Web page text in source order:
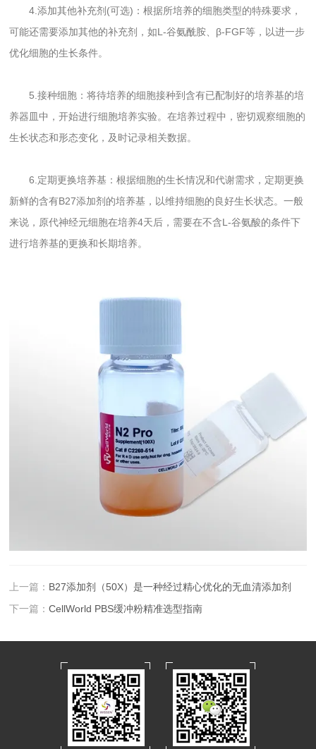
4.添加其他补充剂(可选)：根据所培养的细胞类型的特殊要求，
可能还需要添加其他的补充剂，如L-谷氨酰胺、β-FGF等，以进一步
优化细胞的生长条件。
5.接种细胞：将待培养的细胞接种到含有已配制好的培养基的培
养器皿中，开始进行细胞培养实验。在培养过程中，密切观察细胞的
生长状态和形态变化，及时记录相关数据。
6.定期更换培养基：根据细胞的生长情况和代谢需求，定期更换
新鲜的含有B27添加剂的培养基，以维持细胞的良好生长状态。一般
来说，原代神经元细胞在培养4天后，需要在不含L-谷氨酸的条件下
进行培养基的更换和长期培养。
上一篇： B27添加剂（50X）是一种经过精心优化的无血清添加剂
下一篇：CellWorld PBS缓冲粉精准选型指南